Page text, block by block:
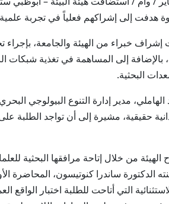
إلى إشراكهم فعلياً في تجربة علمية
إشراف خبراء من الهيئة والجامعة،
بالإضافة إلى المساهمة في تغذية
البحثية.
مدير إدارة التنوع البيولوجي
حقيقية، مشيرة إلى أن تواجد الطلبة
من خلال إتاحة مرافقها البحثية
الدكتورة ساندرا كنوتيسون، المحاضرة
التي أتاحت للطلبة اختبار